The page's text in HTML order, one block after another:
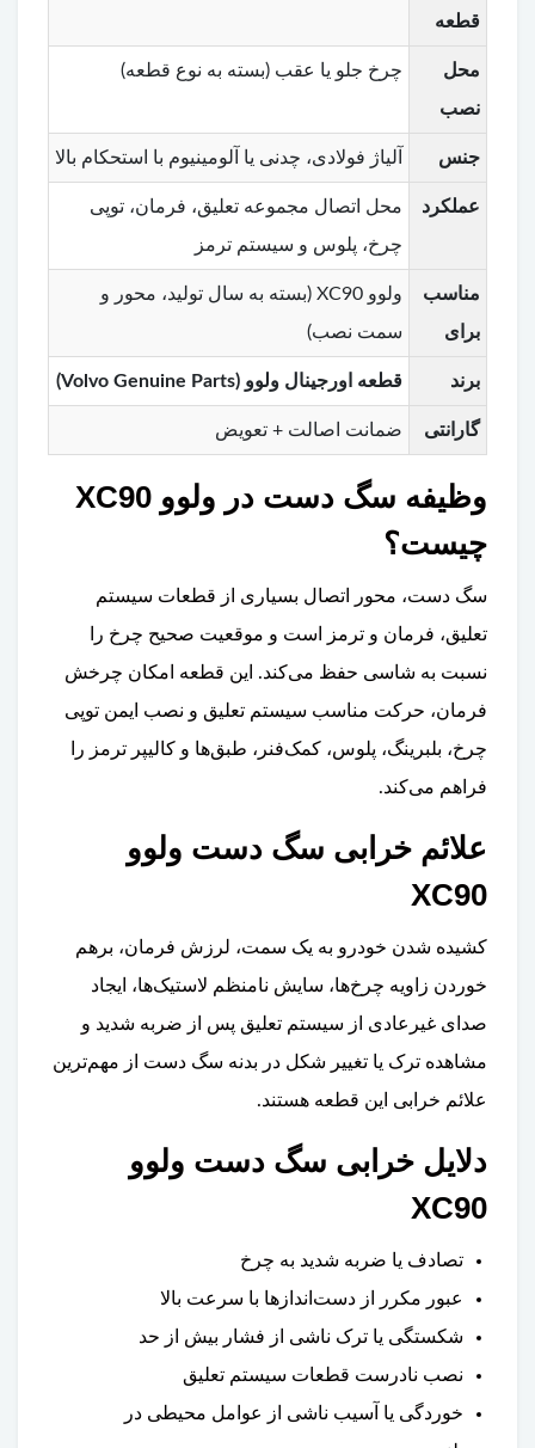
قطعه
محل
نصب
چرخ جلو یا عقب (بسته به نوع قطعه)
جنس آلیاژ فولادی، چدنی یا آلومینیوم با استحکام بالا
عملکرد
محل اتصال مجموعه تعلیق، فرمان، توپی
چرخ، پلوس و سیستم ترمز
مناسب
برای
ولوو XC90 (بسته به سال تولید، محور و
سمت نصب)
برند قطعه اورجینال ولوو (Volvo Genuine Parts)
گارانتی ضمانت اصالت + تعویض
وظیفه سگ دست در ولوو XC90
چیست؟
سگ دست، محور اتصال بسیاری از قطعات سیستم
تعلیق، فرمان و ترمز است و موقعیت صحیح چرخ را
نسبت به شاسی حفظ می‌کند. این قطعه امکان چرخش
فرمان، حرکت مناسب سیستم تعلیق و نصب ایمن توپی
چرخ، بلبرینگ، پلوس، کمک‌فنر، طبق‌ها و کالیپر ترمز را
فراهم می‌کند.
علائم خرابی سگ دست ولوو
XC90
کشیده شدن خودرو به یک سمت، لرزش فرمان، برهم
خوردن زاویه چرخ‌ها، سایش نامنظم لاستیک‌ها، ایجاد
صدای غیرعادی از سیستم تعلیق پس از ضربه شدید و
مشاهده ترک یا تغییر شکل در بدنه سگ دست از مهم‌ترین
علائم خرابی این قطعه هستند.
دلایل خرابی سگ دست ولوو
XC90
تصادف یا ضربه شدید به چرخ
عبور مکرر از دست‌اندازها با سرعت بالا
شکستگی یا ترک ناشی از فشار بیش از حد
نصب نادرست قطعات سیستم تعلیق
خوردگی یا آسیب ناشی از عوامل محیطی در